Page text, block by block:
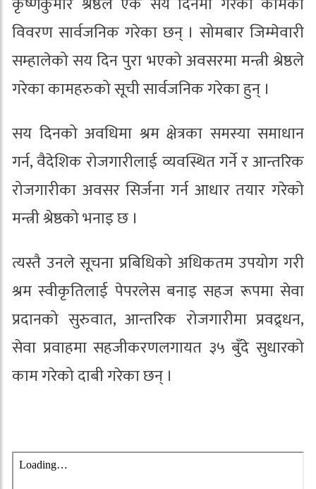
विवरण सार्वजनिक गरेका छन् । सोमबार जिम्मेवारी
सम्हालेको सय दिन पुरा भएको अवसरमा मन्त्री श्रेष्ठले
गरेका कामहरुको सूची सार्वजनिक गरेका हुन् ।
सय दिनको अवधिमा श्रम क्षेत्रका समस्या समाधान
गर्न, वैदेशिक रोजगारीलाई व्यवस्थित गर्ने र आन्तरिक
रोजगारीका अवसर सिर्जना गर्न आधार तयार गरेको
मन्त्री श्रेष्ठको भनाइ छ ।
त्यस्तै उनले सूचना प्रबिधिको अधिकतम उपयोग गरी
श्रम स्वीकृतिलाई पेपरलेस बनाइ सहज रूपमा सेवा
प्रदानको सुरुवात, आन्तरिक रोजगारीमा प्रवद्र्धन,
सेवा प्रवाहमा सहजीकरणलगायत ३५ बुँदे सुधारको
काम गरेको दाबी गरेका छन् ।